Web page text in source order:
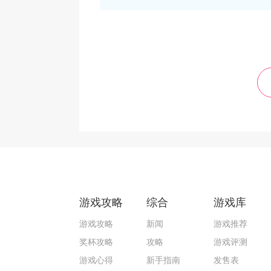
游戏攻略
游戏攻略
奖杯攻略
游戏心得
综合
新闻
攻略
新手指南
游戏库
游戏推荐
游戏评测
发售表